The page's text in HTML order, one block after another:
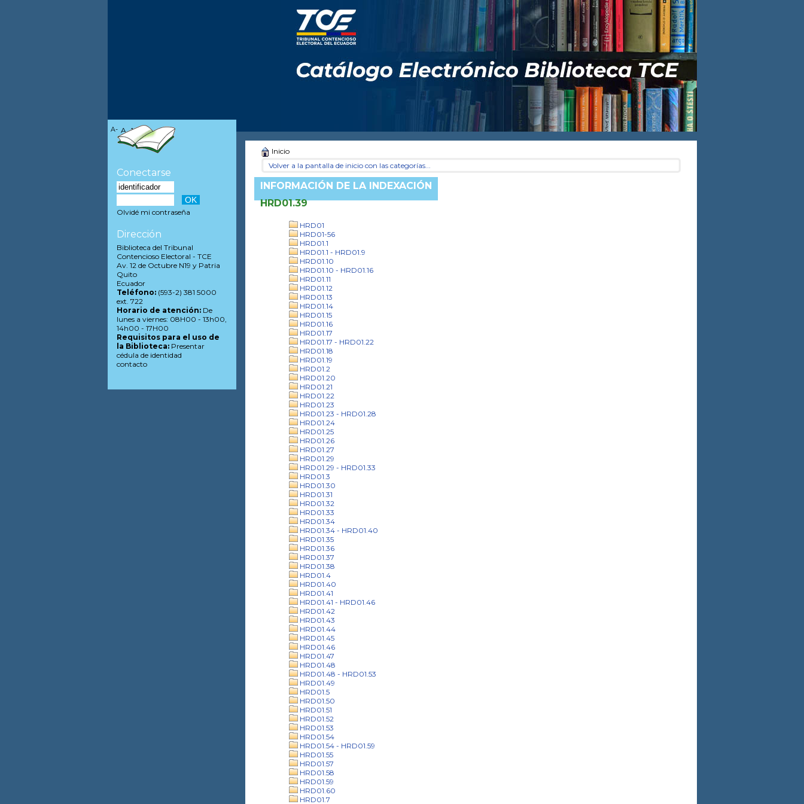
Inicio
Volver a la pantalla de inicio con las categorías...
INFORMACIÓN DE LA INDEXACIÓN
HRD01.39
HRD01
HRD01-56
HRD01.1
HRD01.1 - HRD01.9
HRD01.10
HRD01.10 - HRD01.16
HRD01.11
HRD01.12
HRD01.13
HRD01.14
HRD01.15
HRD01.16
HRD01.17
HRD01.17 - HRD01.22
HRD01.18
HRD01.19
HRD01.2
HRD01.20
HRD01.21
HRD01.22
HRD01.23
HRD01.23 - HRD01.28
HRD01.24
HRD01.25
HRD01.26
HRD01.27
HRD01.29
HRD01.29 - HRD01.33
HRD01.3
HRD01.30
HRD01.31
HRD01.32
HRD01.33
HRD01.34
HRD01.34 - HRD01.40
HRD01.35
HRD01.36
HRD01.37
HRD01.38
HRD01.4
HRD01.40
HRD01.41
HRD01.41 - HRD01.46
HRD01.42
HRD01.43
HRD01.44
HRD01.45
HRD01.46
HRD01.47
HRD01.48
HRD01.48 - HRD01.53
HRD01.49
HRD01.5
HRD01.50
HRD01.51
HRD01.52
HRD01.53
HRD01.54
HRD01.54 - HRD01.59
HRD01.55
HRD01.57
HRD01.58
HRD01.59
HRD01.60
HRD01.7
A- A A+
Conectarse
Olvidé mi contraseña
Dirección
Biblioteca del Tribunal
Contencioso Electoral - TCE
Av. 12 de Octubre N19 y Patria
Quito
Ecuador
Teléfono:(593-2) 381 5000
ext. 722
Horario de atención:De
lunes a viernes: 08H00 - 13h00,
14h00 - 17H00
Requisitos para el uso de
la Biblioteca:Presentar
cédula de identidad
contacto